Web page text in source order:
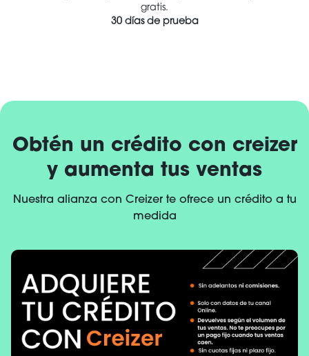
gratis.
30 días de prueba
Obtén un crédito con creizer
y aumenta tus ventas
Nuestra alianza con Creizer te ofrece un crédito a tu
medida